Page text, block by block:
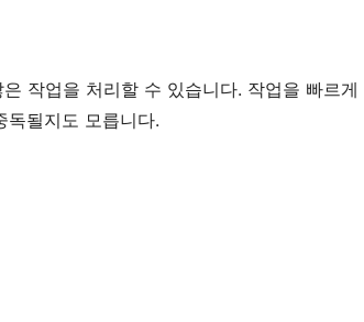
작업을 처리할 수 있습니다. 작업을 빠르게
독될지도 모릅니다.